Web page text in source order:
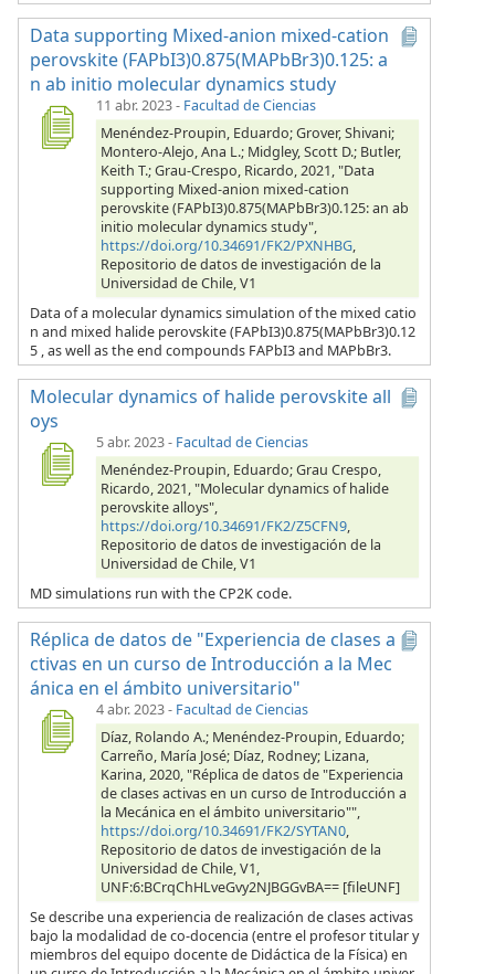
Data supporting Mixed-anion mixed-cation
perovskite (FAPbI3)0.875(MAPbBr3)0.125: a
n ab initio molecular dynamics study
11 abr. 2023- Facultad de Ciencias
Menéndez-Proupin, Eduardo; Grover, Shivani;
Montero-Alejo, Ana L.; Midgley, Scott D.; Butler,
Keith T.; Grau-Crespo, Ricardo, 2021, "Data
supporting Mixed-anion mixed-cation
perovskite (FAPbI3)0.875(MAPbBr3)0.125: an ab
initio molecular dynamics study",
https://doi.org/10.34691/FK2/PXNHBG,
Repositorio de datos de investigación de la
Universidad de Chile, V1
Data of a molecular dynamics simulation of the mixed catio
n and mixed halide perovskite (FAPbI3)0.875(MAPbBr3)0.12
5 , as well as the end compounds FAPbI3 and MAPbBr3.
Molecular dynamics of halide perovskite all
oys
5 abr. 2023- Facultad de Ciencias
Menéndez-Proupin, Eduardo; Grau Crespo,
Ricardo, 2021, "Molecular dynamics of halide
perovskite alloys",
https://doi.org/10.34691/FK2/Z5CFN9,
Repositorio de datos de investigación de la
Universidad de Chile, V1
MD simulations run with the CP2K code.
Réplica de datos de "Experiencia de clases a
ctivas en un curso de Introducción a la Mec
ánica en el ámbito universitario"
4 abr. 2023- Facultad de Ciencias
Díaz, Rolando A.; Menéndez-Proupin, Eduardo;
Carreño, María José; Díaz, Rodney; Lizana,
Karina, 2020, "Réplica de datos de "Experiencia
de clases activas en un curso de Introducción a
la Mecánica en el ámbito universitario"",
https://doi.org/10.34691/FK2/SYTAN0,
Repositorio de datos de investigación de la
Universidad de Chile, V1,
UNF:6:BCrqChHLveGvy2NJBGGvBA== [fileUNF]
Se describe una experiencia de realización de clases activas
bajo la modalidad de co-docencia (entre el profesor titular y
miembros del equipo docente de Didáctica de la Física) en